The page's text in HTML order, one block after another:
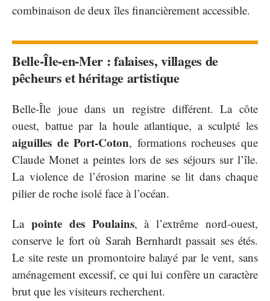
combinaison de deux îles financièrement accessible.
Belle-Île-en-Mer : falaises, villages de
pêcheurs et héritage artistique
Belle-Île joue dans un registre différent. La côte
ouest, battue par la houle atlantique, a sculpté les
aiguilles de Port-Coton, formations rocheuses que
Claude Monet a peintes lors de ses séjours sur l’île.
La violence de l’érosion marine se lit dans chaque
pilier de roche isolé face à l’océan.
La pointe des Poulains, à l’extrême nord-ouest,
conserve le fort où Sarah Bernhardt passait ses étés.
Le site reste un promontoire balayé par le vent, sans
aménagement excessif, ce qui lui confère un caractère
brut que les visiteurs recherchent.